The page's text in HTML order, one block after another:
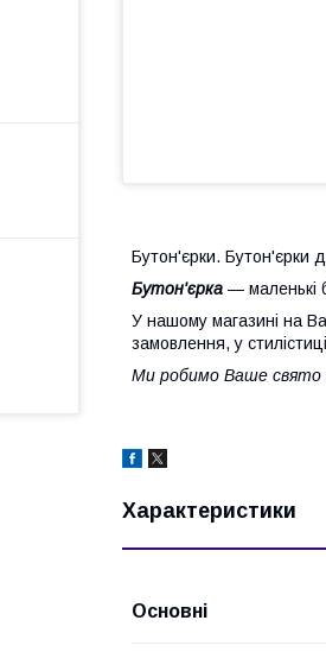
Бутон'єрки. Бутон'єрки
Бутон'єрка — маленькі
У нашому магазині на
замовлення, у
Ми робимо Ваше свято
Характеристики
Основні